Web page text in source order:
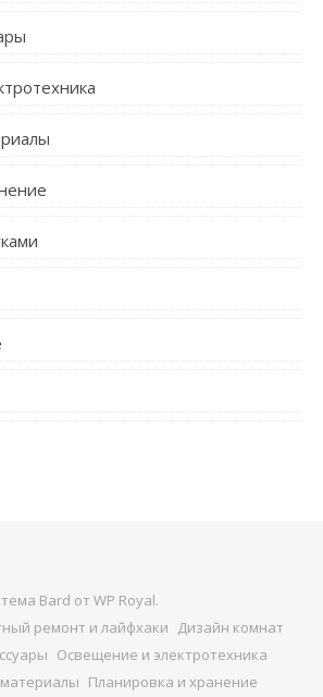
тема Bard от WP Royal.
ремонт и лайфхаки Дизайн комнат
Освещение и электротехника
Планировка и хранение